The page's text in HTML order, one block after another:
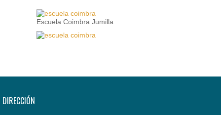
Escuela Coimbra Jumilla
DIRECCIÓN